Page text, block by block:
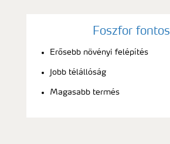
Foszfor fontos
Erősebb növényi felépítés
Jobb télállóság
Magasabb termés